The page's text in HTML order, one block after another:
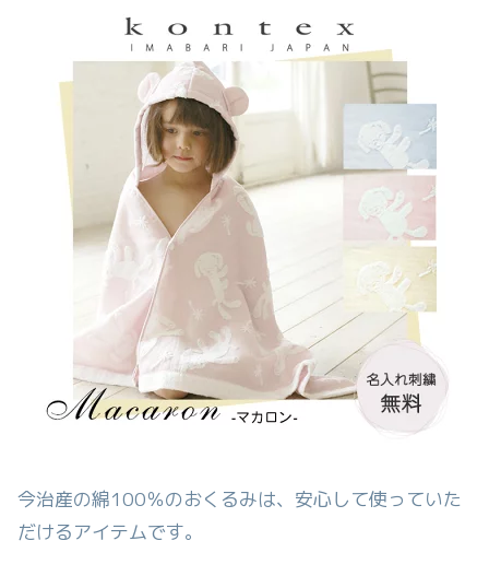
今治産の綿100％のおくるみは、安心して使っていた
だけるアイテムです。